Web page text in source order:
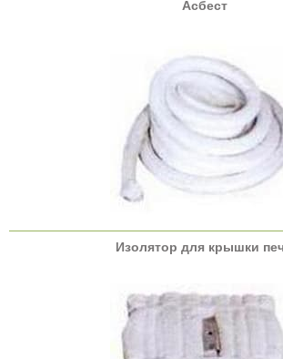
Асбест
Изолятор для крышки